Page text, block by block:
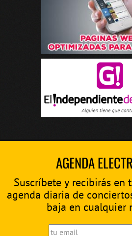
AGENDA
Suscríbete y recibirás en
agenda diaria de
baja en cualquier